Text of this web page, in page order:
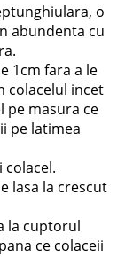
o
abundenta cu
1cm fara a le
colacelul incet
pe masura ce
pe latimea
lasa la crescut
la cuptorul
ce colaceii